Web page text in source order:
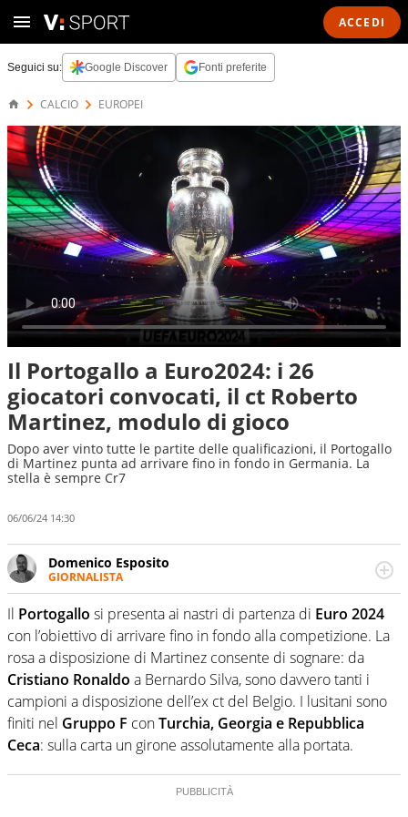
ACCEDI
Seguici su: Google Discover Fonti preferite
CALCIO EUROPEI
Il Portogallo a Euro2024: i 26
giocatori convocati, il ct Roberto
Martinez, modulo di gioco
Dopo aver vinto tutte le partite delle qualificazioni, il Portogallo
di Martinez punta ad arrivare fino in fondo in Germania. La
stella è sempre Cr7
06/06/24 14:30
Domenico Esposito
GIORNALISTA
Da vent’anni in campo e sul campo per vivere ogni evento
in tutte le sue sfaccettature. Passione smisurata per il
calcio e per la sfera di cuoio. Il pallone è una cosa
serissima, guai a dirgli di no
Il Portogallo si presenta ai nastri di partenza di Euro 2024
con l’obiettivo di arrivare fino in fondo alla competizione. La
rosa a disposizione di Martinez consente di sognare: da
Cristiano Ronaldo a Bernardo Silva, sono davvero tanti i
campioni a disposizione dell’ex ct del Belgio. I lusitani sono
finiti nel Gruppo F conTurchia, Georgia e Repubblica
Ceca: sulla carta un girone assolutamente alla portata.